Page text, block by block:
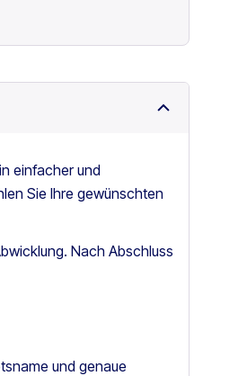
einfacher und
Sie Ihre gewünschten
Nach Abschluss
und genaue